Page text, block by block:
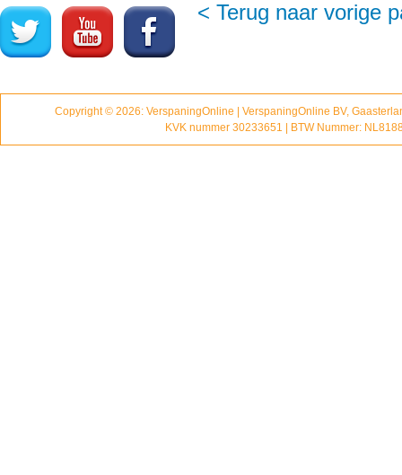
< Terug naar vorige
Copyright © 2026: VerspaningOnline | VerspaningOnline BV,
KVK nummer 30233651 | BTW Nummer: